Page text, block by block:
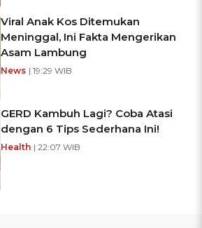
Viral Anak Kos Ditemukan
Meninggal, Ini Fakta Mengerikan
Asam Lambung
News | 19:29 WIB
GERD Kambuh Lagi? Coba Atasi
dengan 6 Tips Sederhana Ini!
Health | 22:07 WIB